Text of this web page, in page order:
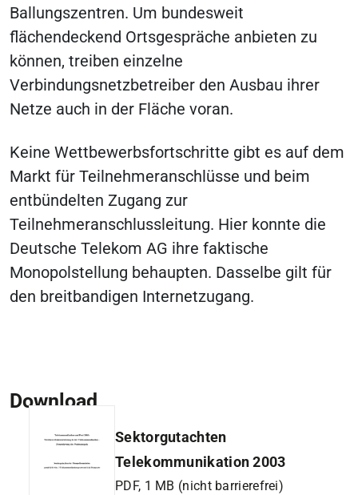
Ballungszentren. Um bundesweit
flächendeckend Ortsgespräche anbieten zu
können, treiben einzelne
Verbindungsnetzbetreiber den Ausbau ihrer
Netze auch in der Fläche voran.
Keine Wettbewerbsfortschritte gibt es auf dem
Markt für Teilnehmeranschlüsse und beim
entbündelten Zugang zur
Teilnehmeranschlussleitung. Hier konnte die
Deutsche Telekom AG ihre faktische
Monopolstellung behaupten. Dasselbe gilt für
den breitbandigen Internetzugang.
Download
Sektorgutachten
Telekommunikation 2003
PDF, 1 MB (nicht barrierefrei)